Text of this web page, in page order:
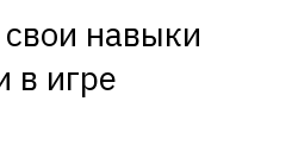
навыки
в игре